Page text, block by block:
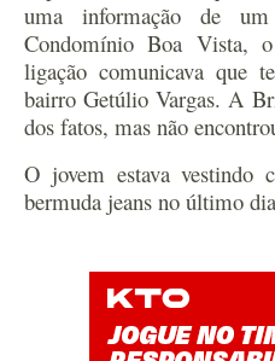
uma informação de
Condomínio Boa Vista,
ligação comunicava que
bairro Getúlio Vargas. A
dos fatos, mas não
O jovem estava vestindo
bermuda jeans no último